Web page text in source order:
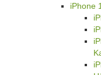
iPhone